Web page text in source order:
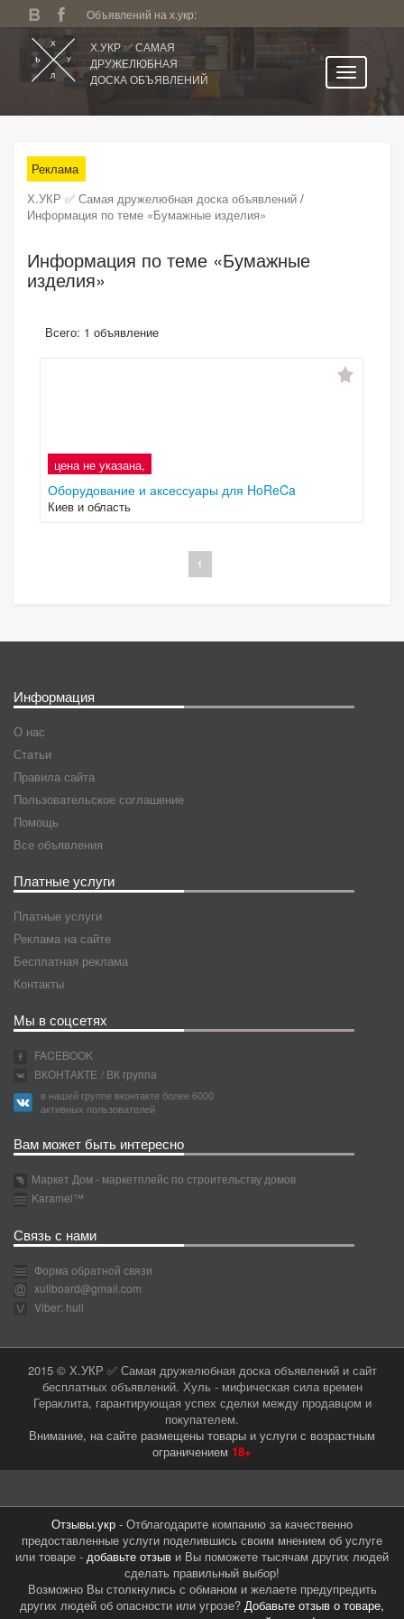
Объявлений на х.укр:
Х.УКР ✅ САМАЯ
ДРУЖЕЛЮБНАЯ
ДОСКА ОБЪЯВЛЕНИЙ
Все регионы
Категории
Избранное
Поиск по сайту
Реклама
Х.УКР ✅ Самая дружелюбная доска объявлений /
Информация по теме «Бумажные изделия»
Информация по теме «Бумажные
изделия»
Всего: 1 объявление
цена не указана,
Оборудование и аксессуары для HoReCa
Киев и область
1
Информация
О нас
Статьи
Правила сайта
Пользовательское соглашение
Помощь
Все объявления
Платные услуги
Платные услуги
Реклама на сайте
Бесплатная реклама
Контакты
Мы в соцсетях
FACEBOOK
ВКОНТАКТЕ / ВК группа
в нашей группе вконтакте более 6000
активных пользователей
Вам может быть интересно
Маркет Дом - маркетплейс по строительству домов
Karamel™
Связь с нами
Форма обратной связи
xullboard@gmail.com
Viber: hull
2015 © Х.УКР ✅ Самая дружелюбная доска объявлений и сайт
бесплатных объявлений. Хуль - мифическая сила времен
Гераклита, гарантирующая успех сделки между продавцом и
покупателем.
Внимание, на сайте размещены товары и услуги с возрастным
ограничением 18+
Отзывы.укр - Отблагодарите компанию за качественно
предоставленные услуги поделившись своим мнением об услуге
или товаре - добавьте отзыв и Вы поможете тысячам других людей
сделать правильный выбор!
Возможно Вы столкнулись с обманом и желаете предупредить
других людей об опасности или угрозе? Добавьте отзыв о товаре,